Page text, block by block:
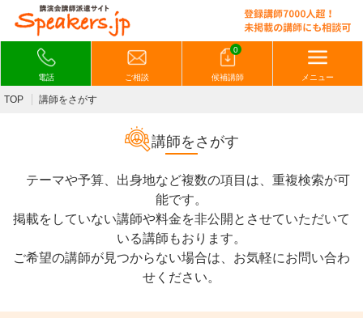
電話 ご相談
0
候補講師 メニュー
TOP 講師をさがす
講師をさがす
テーマや予算、出身地など複数の項目は、重複検索が可
能です。
掲載をしていない講師や料金を非公開とさせていただいて
いる講師もおります。
ご希望の講師が見つからない場合は、お気軽にお問い合わ
せください。